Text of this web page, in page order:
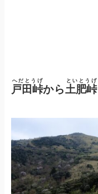
戸田峠
へだとうげ
から土肥峠
といとうげ